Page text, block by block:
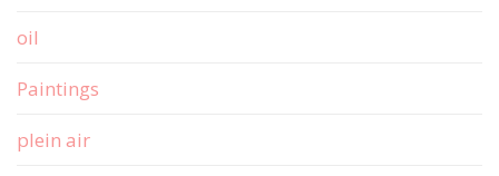
oil
Paintings
plein air